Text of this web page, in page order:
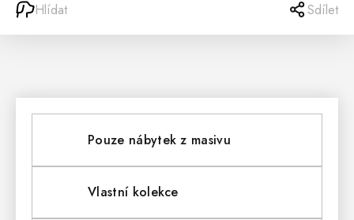
Hlídat Sdílet
Pouze nábytek z masivu
Vlastní kolekce